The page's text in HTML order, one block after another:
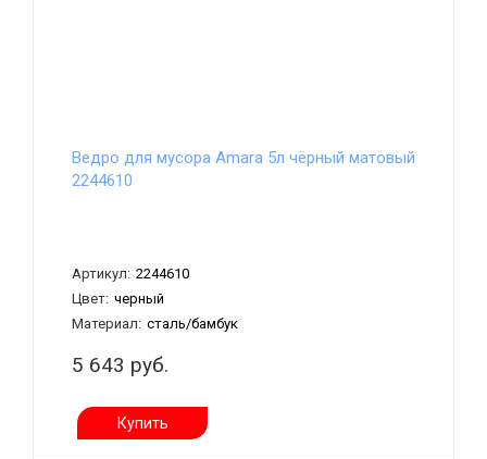
Ведро для мусора Amara 5л чёрный матовый
2244610
Артикул: 2244610
Цвет: черный
Материал: сталь/бамбук
5 643 руб.
Купить